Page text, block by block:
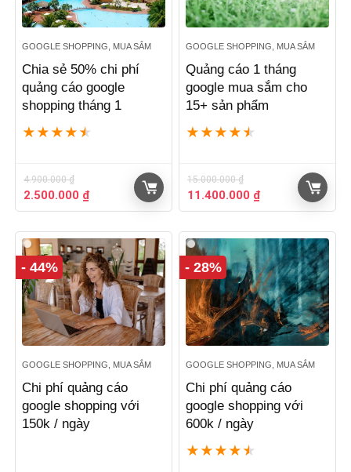
GOOGLE SHOPPING, MUA SẮM
Chia sẻ 50% chi phí
quảng cáo google
shopping tháng 1
★ ★ ★ ★ ★
4.900.000₫
Giá
gốc
4.900.000 ₫.
2.500.000 ₫Giá
hiện
là:
2.500.000 ₫.
GOOGLE SHOPPING, MUA SẮM
Quảng cáo 1 tháng
google mua sắm cho
15+ sản phẩm
★ ★ ★ ★ ★
15.000.000₫
Giá
gốc
15.000.000 ₫.
11.400.000 ₫Giá
hiện
là:
11.400.000 ₫.
- 44%
GOOGLE SHOPPING, MUA SẮM
Chi phí quảng cáo
google shopping với
150k / ngày
- 28%
GOOGLE SHOPPING, MUA SẮM
Chi phí quảng cáo
google shopping với
600k / ngày
★ ★ ★ ★ ★